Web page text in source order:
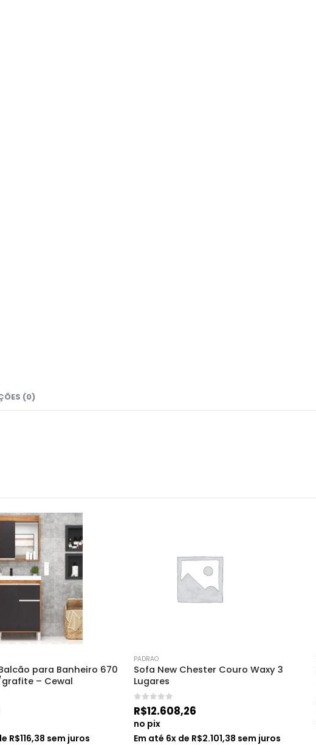
(0)
para Banheiro 670
– Cewal
R$116,38 sem juros
PADRAO
Sofa New Chester Couro Waxy 3
Lugares
de 5
R$12.608,26
no pix
Em até 6x de R$2.101,38 sem juros